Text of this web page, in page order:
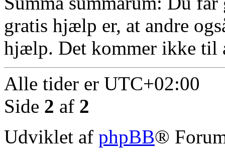
gratis hjælp er, at andre
hjælp. Det kommer ikke til
Alle tider er UTC+02:00
Side 2 af 2
Udviklet af phpBB®